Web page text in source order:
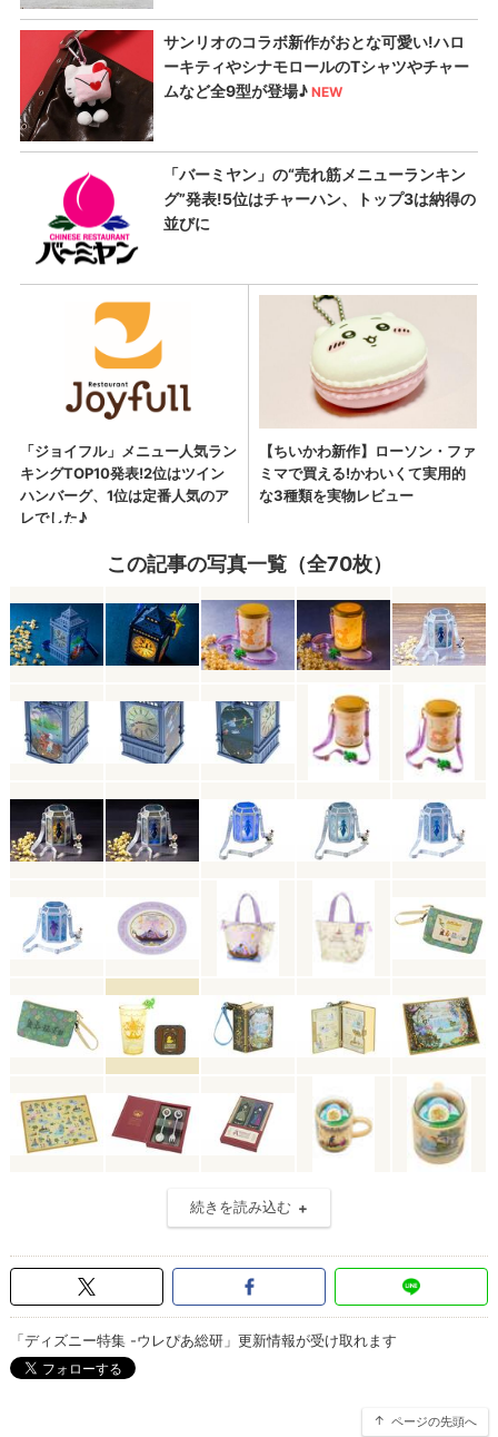
この記事の写真一覧（全70枚）
続きを読み込む
「ディズニー特集 -ウレぴあ総研」更新情報が受け取れます
ページの先頭へ